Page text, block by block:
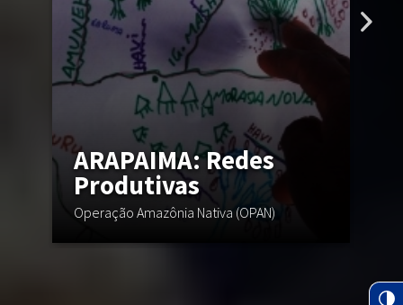
ARAPAIMA: Redes
Produtivas
Operação Amazônia Nativa (OPAN)